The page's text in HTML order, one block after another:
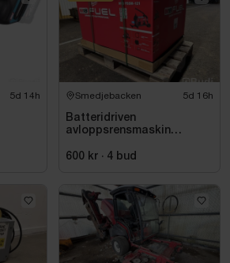
5d 14h Smedjebacken 5d 16h
Batteridriven
avloppsrensmaskin
FSSM-121 | Oanvänd
600 kr · 4 bud